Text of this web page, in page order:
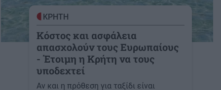
ΚΡΗΤΗ
Κόστος και ασφάλεια
απασχολούν τους Ευρωπαίους
- Έτοιμη η Κρήτη να τους
υποδεχτεί
Αν και η πρόθεση για ταξίδι είναι